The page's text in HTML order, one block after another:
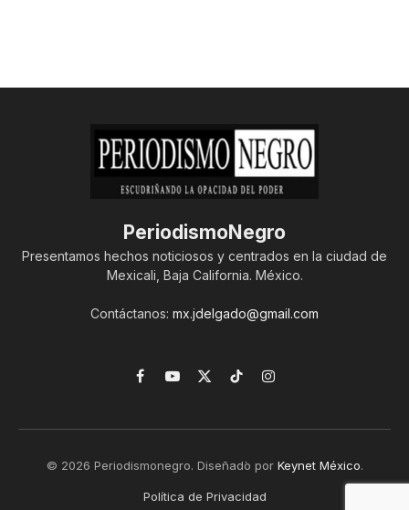
PeriodismoNegro
Presentamos hechos noticiosos y centrados en la ciudad de
Mexicali, Baja California. México.
Contáctanos: mx.jdelgado@gmail.com
Facebook
YouTube
X
TikTokInstagram
© 2026 Periodismonegro. Diseñado por Keynet México.
Política de Privacidad